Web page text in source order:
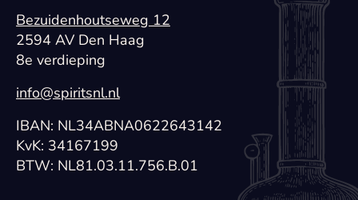
Bezuidenhoutseweg 12
2594 AV Den Haag
8e verdieping
info@spiritsnl.nl
IBAN: NL34ABNA0622643142
KvK: 34167199
BTW: NL81.03.11.756.B.01